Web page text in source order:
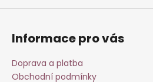
Informace pro vás
Doprava a platba
Obchodní podmínky